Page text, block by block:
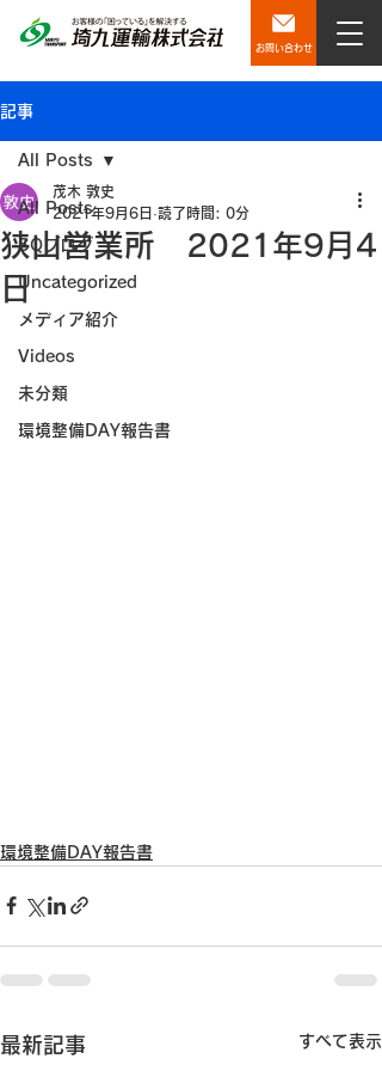
お問い合わせ
記事
All Posts
SQブログ
Uncategorized
メディア紹介
Videos
未分類
環境整備DAY報告書
All Posts
狭山営業所 2021年9月4
日
茂木 敦史
2021年9月6日 読了時間: 0分
環境整備DAY報告書
最新記事 すべて表示